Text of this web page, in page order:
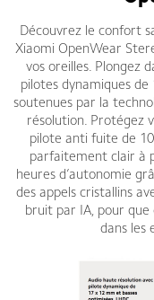
Découvrez le confort
Xiaomi OpenWear
vos oreilles. Plongez
pilotes dynamiques de
soutenues par la
résolution. Protégez
pilote anti fuite de
parfaitement clair à
heures d’autonomie
des appels cristallins
bruit par IA, pour
dans les